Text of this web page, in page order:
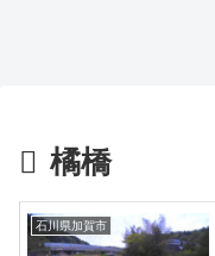
橘橋
石川県加賀市